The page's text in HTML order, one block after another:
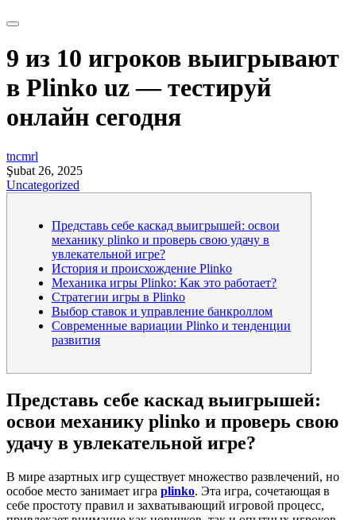
9 из 10 игроков выигрывают
в Plinko uz — тестируй
онлайн сегодня
tncmrl
Şubat 26, 2025
Uncategorized
Представь себе каскад выигрышей: освои
механику plinko и проверь свою удачу в
увлекательной игре?
История и происхождение Plinko
Механика игры Plinko: Как это работает?
Стратегии игры в Plinko
Выбор ставок и управление банкроллом
Современные вариации Plinko и тенденции
развития
Представь себе каскад выигрышей:
освои механику plinko и проверь свою
удачу в увлекательной игре?
В мире азартных игр существует множество развлечений, но
особое место занимает игра plinko. Эта игра, сочетающая в
себе простоту правил и захватывающий игровой процесс,